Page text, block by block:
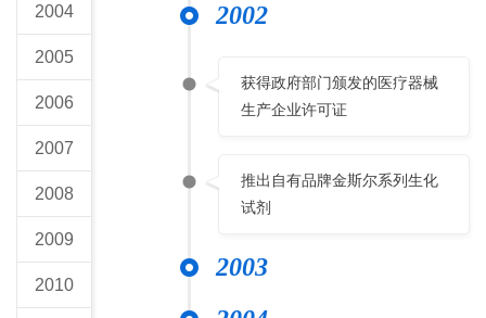
2004
2005
2006
2007
2008
2009
2010
2002
获得政府部门颁发的医疗器械
生产企业许可证
推出自有品牌金斯尔系列生化
试剂
2003